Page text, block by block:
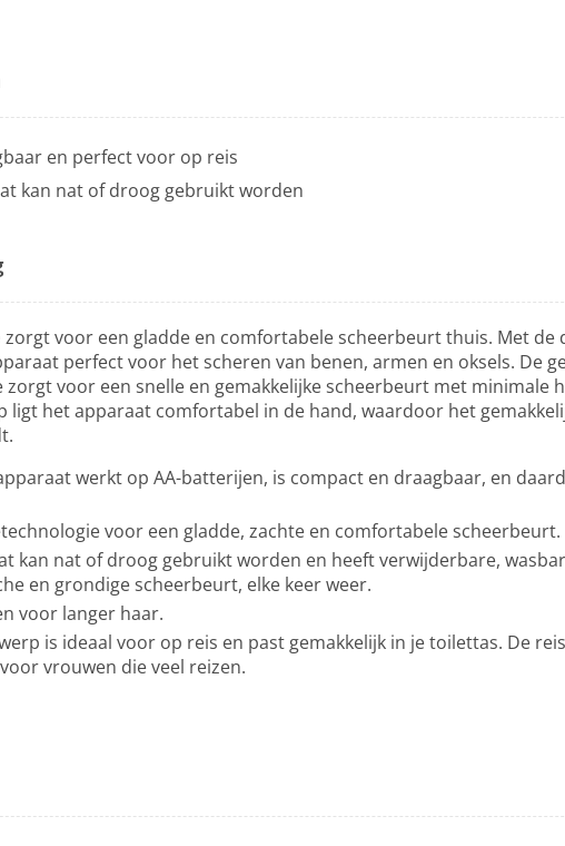
en perfect voor op reis
kan nat of droog gebruikt worden
zorgt voor een gladde en comfortabele scheerbeurt thuis. Met de
perfect voor het scheren van benen, armen en oksels. De
voor een snelle en gemakkelijke scheerbeurt met minimale
ligt het apparaat comfortabel in de hand, waardoor het
werkt op AA-batterijen, is compact en draagbaar, en
voor een gladde, zachte en comfortabele scheerbeurt.
kan nat of droog gebruikt worden en heeft verwijderbare,
en grondige scheerbeurt, elke keer weer.
voor langer haar.
is ideaal voor op reis en past gemakkelijk in je toilettas. De
vrouwen die veel reizen.